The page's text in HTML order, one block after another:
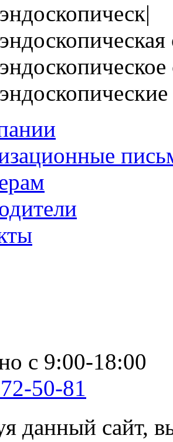
с 9:00-18:00
50-81
данный сайт,